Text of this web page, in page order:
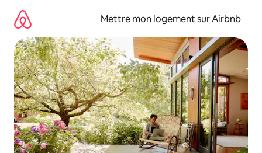
directement
contenu
Mettre mon logement sur Airbnb